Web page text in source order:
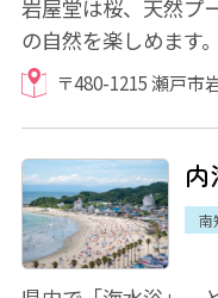
岩屋堂は桜、天然プ
の自然を楽しめます
僧行基に由来する天
〒480-1215 瀬戸市
南